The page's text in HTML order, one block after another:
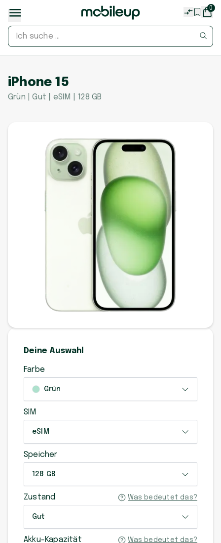
0
iPhone 15
Grün | Gut | eSIM | 128 GB
Deine Auswahl
Farbe
Grün
SIM
eSIM
Speicher
128 GB
Zustand Was bedeutet das?
Gut
Akku-Kapazität Was bedeutet das?